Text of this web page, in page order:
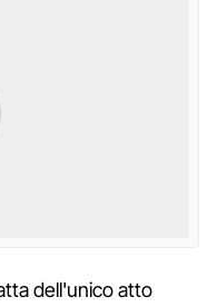
dell'unico atto